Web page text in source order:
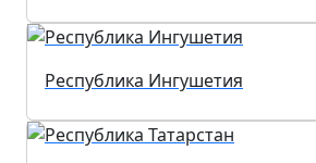
Республика Ингушетия